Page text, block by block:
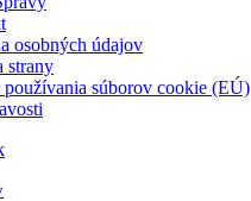
osobných údajov
strany
používania súborov cookie (EÚ)